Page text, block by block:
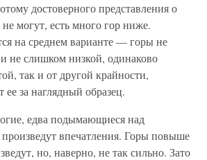
достоверного представления о
могут, есть много гор ниже.
на среднем варианте — горы не
не слишком низкой, одинаково
так и от другой крайности,
ее за наглядный образец.
едва подымающиеся над
впечатления. Горы повыше
но, наверно, не так сильно. Зато